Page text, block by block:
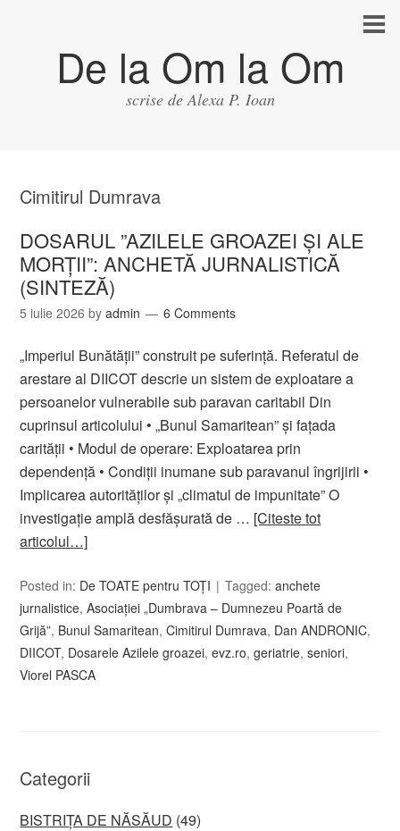
De la Om la Om
scrise de Alexa P. Ioan
Cimitirul Dumrava
DOSARUL ”AZILELE GROAZEI ȘI ALE
MORȚII”: ANCHETĂ JURNALISTICĂ
(SINTEZĂ)
5 iulie 2026 byadmin 6 Comments
„Imperiul Bunătății” construit pe suferință. Referatul de
arestare al DIICOT descrie un sistem de exploatare a
persoanelor vulnerabile sub paravan caritabil Din
cuprinsul articolului • „Bunul Samaritean” și fațada
carității • Modul de operare: Exploatarea prin
dependență • Condiții inumane sub paravanul îngrijirii •
Implicarea autorităților și „climatul de impunitate” O
investigație amplă desfășurată de … [Citeste tot
articolul…]
Posted in: De TOATE pentru TOȚI Tagged:anchete
jurnalistice,Asociației „Dumbrava – Dumnezeu Poartă de
Grijă”, Bunul Samaritean,Cimitirul Dumrava, Dan ANDRONIC,
DIICOT, Dosarele Azilele groazei,evz.ro,geriatrie,seniori,
Viorel PASCA
Categorii
BISTRIȚA DE NĂSĂUD (49)